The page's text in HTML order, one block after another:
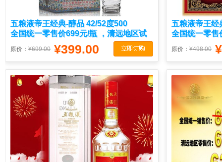
五粮液帝王经典-醇品 42/52度500
全国统一零售价699元/瓶 ，清远地区试
喝价399元/瓶。
原价： ¥699.00 ¥399.00
五粮液帝王经
全国统一零售
喝价299元/瓶
原价： ¥498.00